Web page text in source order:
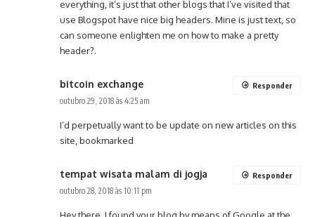
everything, it’s just that other blogs that I’ve visited that
use Blogspot have nice big headers. Mine is just text, so
can someone enlighten me on how to make a pretty
header?.
bitcoin exchange
outubro 29, 2018 às 4:25 am
I’d perpetually want to be update on new articles on this
site, bookmarked
Responder
tempat wisata malam di jogja
outubro 28, 2018 às 10:11 pm
Hey there. I found your blog by means of Google at the
Responder